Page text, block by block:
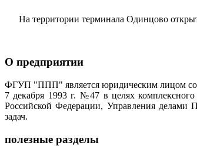
На территории терминала Одинцово
О предприятии
ФГУП "ППП" является юридическим лицом
7 декабря 1993 г. №47 в целях
Российской Федерации, Управления делами
задач.
полезные разделы